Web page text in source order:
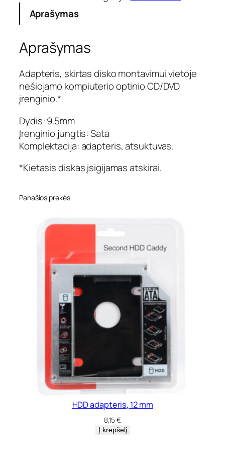
k
o
i
k
i
s
:
D
D
a
a
e
Aprašymas
Aprašymas
Adapteris, skirtas disko montavimui vietoje
nešiojamo kompiuterio optinio CD/DVD
įrenginio.*
Dydis: 9.5mm
Įrenginio jungtis: Sata
Komplektacija: adapteris, atsuktuvas.
*Kietasis diskas įsigijamas atskirai.
Panašios prekės
HDD adapteris, 12 mm
8,15€
Į krepšelį